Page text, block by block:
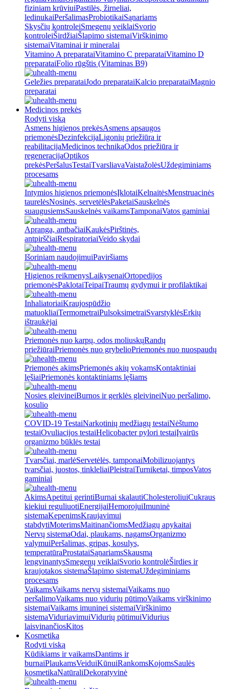
fiziniam krūviuiPastilės, žirneliai,
ledinukaiPeršalimasProbiotikaiSąnariams
Skysčių kontroleiSmegenų veiklaiSvorio
kontroleiŠirdžiaiŠlapimo sistemaiVirškinimo
sistemaiVitaminai ir mineralai
Vitamino A preparataiVitamino C preparataiVitamino D
preparataiFolio rūgštis (Vitaminas B9)
Geležies preparataiJodo preparataiKalcio preparataiMagnio
preparatai
Medicinos prekės
Rodyti viską
Asmens higienos prekėsAsmens apsaugos
priemonėsDezinfekcijaLigonių priežiūra ir
reabilitacijaMedicinos technikaOdos priežiūra ir
regeneracijaOptikos
prekėsPeršalusTestaiTvarsliavaVaistažolėsUždegiminiams
procesams
Intymios higienos priemonėsĮklotaiKelnaitėsMenstruacinės
taurelėsNosinės, servetėlėsPaketaiSauskelnės
suaugusiemsSauskelnės vaikamsTamponaiVatos gaminiai
Apranga, antbačiaiKaukėsPirštinės,
antpirščiaiRespiratoriaiVeido skydai
Išoriniam naudojimuiPaviršiams
Higienos reikmenysLaikysenaiOrtopedijos
priemonėsPaklotaiTeipaiTraumų gydymui ir profilaktikai
InhaliatoriaiKraujospūdžio
matuokliaiTermometraiPulsoksimetraiSvarstyklėsErkių
ištraukėjai
Priemonės nuo karpų, odos moliuskųRandų
priežiūraiPriemonės nuo grybelioPriemonės nuo nuospaudų
Priemonės akimsPriemonės akių vokamsKontaktiniai
lęšiaiPriemonės kontaktiniams lęšiams
Nosies gleivineiBurnos ir gerklės gleivineiNuo peršalimo,
kosulio
COVID-19 TestaiNarkotinių medžiagų testaiNėštumo
testaiOvuliacijos testaiHelicobacter pylori testaiĮvairūs
organizmo būklės testai
Tvarsčiai, marlėServetėlės, tamponaiMobilizuojantys
tvarsčiai, juostos, tinkleliaiPleistraiTurniketai, timposVatos
gaminiai
AkimsApetitui gerintiBurnai skalautiCholesteroliuiCukraus
kiekiui reguliuotiEnergijaiHemorojuiImuninė
sistemaKepenimsKraujavimui
stabdytiMoterimsMaitinančiomsMedžiagų apykaitai
Nervų sistemaOdai, plaukams, nagamsOrganizmo
valymuiPeršalimas, gripas, kosulys,
temperatūraProstataiSąnariamsSkausmą
lengvinantysSmegenų veiklaiSvorio kontrolėŠirdies ir
kraujotakos sistemaŠlapimo sistemaUždegiminiams
procesams
VaikamsVaikams nervų sistemaiVaikams nuo
peršalimoVaikams nuo vidurių pūtimoVaikams virškinimo
sistemaiVaikams imuninei sistemaiVirškinimo
sistemaViduriavimuiVidurių pūtimuiVidurius
laisvinančiosKitos
Kosmetika
Rodyti viską
Kūdikiams ir vaikamsDantims ir
burnaiPlaukamsVeiduiKūnuiRankomsKojomsSaulės
kosmetikaNatūraliDekoratyvinė